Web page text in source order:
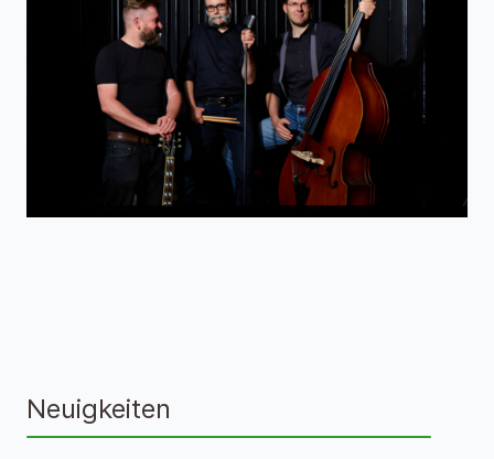
Neuigkeiten